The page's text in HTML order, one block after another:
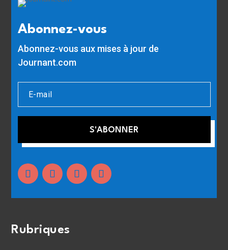
Abonnez-vous
Abonnez-vous aux mises à jour de
Journant.com
S'ABONNER
Rubriques